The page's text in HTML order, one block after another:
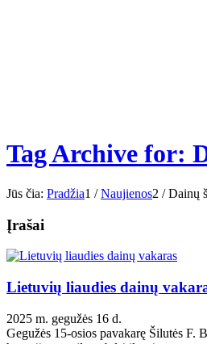
Tag Archive for:
Jūs čia: Pradžia1 / Naujienos2 / Dainų
Įrašai
Lietuvių liaudies dainų
2025 m. gegužės 16 d.
Gegužės 15-osios pavakarę Šilutės